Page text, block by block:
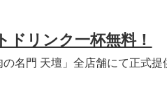
ドリンク一杯無料！
名門 天壇」全店舗にて正式提